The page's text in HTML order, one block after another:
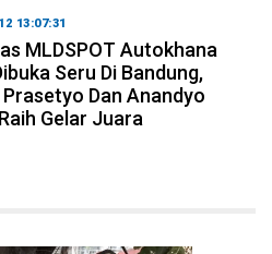
13:07:31
MLDSPOT Autokhana
Seru Di Bandung,
Prasetyo Dan Anandyo
Gelar Juara